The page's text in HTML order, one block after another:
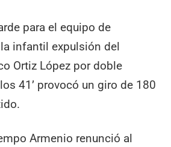
para el equipo de
infantil expulsión del
Ortiz López por doble
41’ provocó un giro de 180
Armenio renunció al